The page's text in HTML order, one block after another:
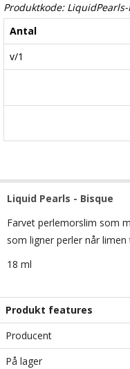
Produktkode: LiquidPearls-
Antal
v/1
Liquid Pearls - Bisque
Farvet perlemorslim som
som ligner perler når limen
18 ml
Produkt features
Producent
På lager